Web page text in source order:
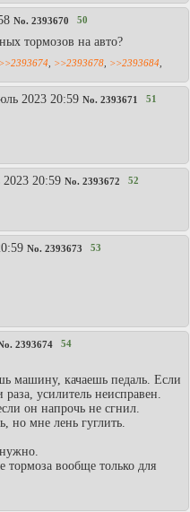
No. 2393670 50
тормозов на авто?
>>2393674 >>2393678 >>2393684
2023 20:59 No. 2393671 51
20:59 No. 2393672 52
No. 2393673 53
2393674 54
машину, качаешь педаль. Если
усилитель неисправен.
он напрочь не сгнил.
но мне лень гуглить.
вообще только для